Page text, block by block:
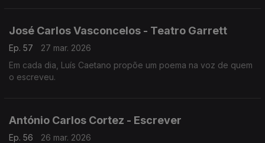
José Carlos Vasconcelos - Teatro Garrett
Ep. 57
27 mar. 2026
Em cada dia, Luís Caetano propõe um poema na voz de quem
o escreveu.
António Carlos Cortez - Escrever
Ep. 56
26 mar. 2026